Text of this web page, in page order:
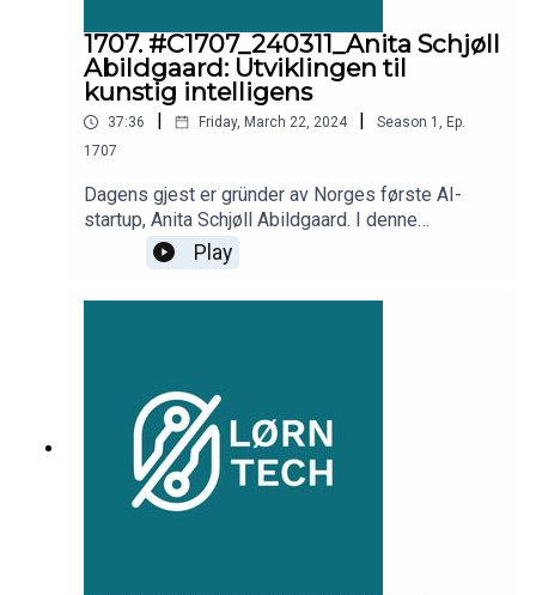
1707. #C1707_240311_Anita Schjøll
Abildgaard: Utviklingen til
kunstig intelligens
37:36 | Friday, March 22, 2024 | Season 1 , Ep.
1707
Dagens gjest er gründer av Norges første AI-
startup, Anita Schjøll Abildgaard. I denne
episoden får du høre om hvorfor alle burde ha et
forhold til kunstig intelligens og utviklingen de
siste årene.
Play